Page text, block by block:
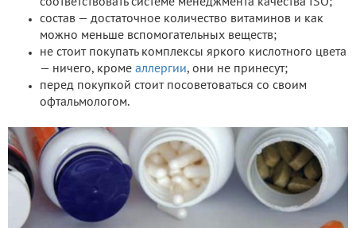
соответствовать системе менеджмента качества ISO;
состав — достаточное количество витаминов и как
можно меньше вспомогательных веществ;
не стоит покупать комплексы яркого кислотного цвета
— ничего, кроме аллергии, они не принесут;
перед покупкой стоит посоветоваться со своим
офтальмологом.